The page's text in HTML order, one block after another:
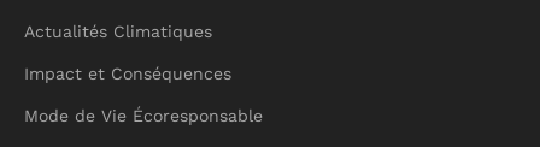
Actualités Climatiques
Impact et Conséquences
Mode de Vie Écoresponsable